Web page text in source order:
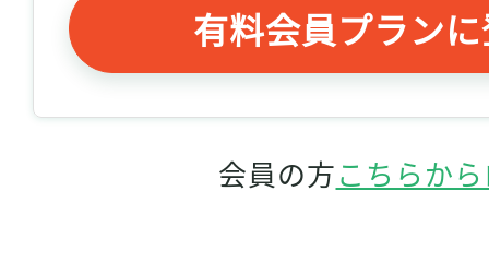
有料会員プラン
会員の方こちらか